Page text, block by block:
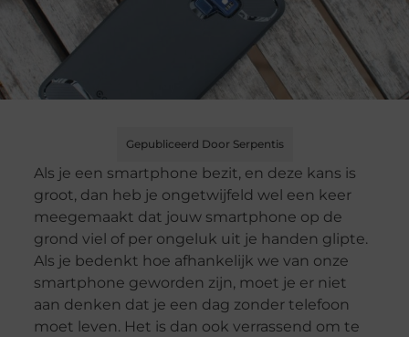
Gepubliceerd Door Serpentis
Als je een smartphone bezit, en deze kans is
groot, dan heb je ongetwijfeld wel een keer
meegemaakt dat jouw smartphone op de
grond viel of per ongeluk uit je handen glipte.
Als je bedenkt hoe afhankelijk we van onze
smartphone geworden zijn, moet je er niet
aan denken dat je een dag zonder telefoon
moet leven. Het is dan ook verrassend om te